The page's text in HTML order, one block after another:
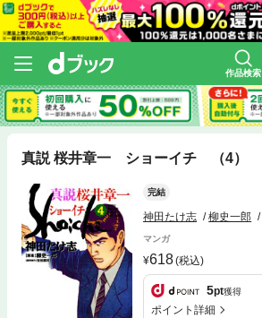
作品検索
真説 桜井章一 ショーイチ （4）
完結
神田たけ志 柳史一郎
マンガ
618(税込)
5pt獲得
ポイント詳細